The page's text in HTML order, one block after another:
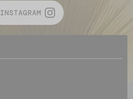
INSTAGRAM